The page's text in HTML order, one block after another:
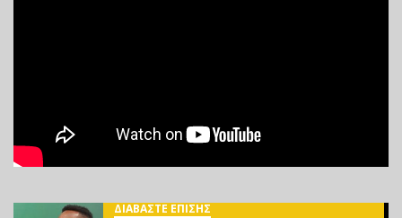
ΔΙΑΒΑΣΤΕ ΕΠΙΣΗΣ